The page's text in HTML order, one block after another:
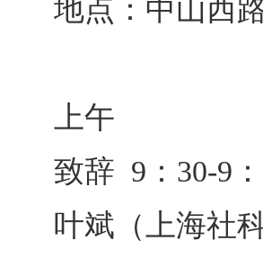
地点：中山西
上午
致辞 9：30-9
叶斌（上海社